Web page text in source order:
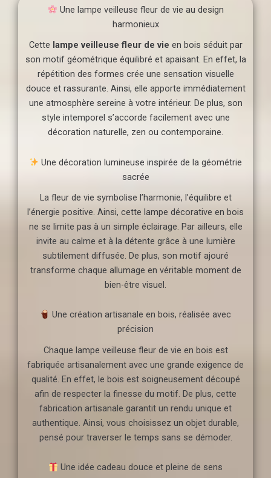
Une lampe veilleuse fleur de vie au design
harmonieux
Cette lampe veilleuse fleur de vie en bois séduit par
son motif géométrique équilibré et apaisant. En effet, la
répétition des formes crée une sensation visuelle
douce et rassurante. Ainsi, elle apporte immédiatement
une atmosphère sereine à votre intérieur. De plus, son
style intemporel s’accorde facilement avec une
décoration naturelle, zen ou contemporaine.
Une décoration lumineuse inspirée de la géométrie
sacrée
La fleur de vie symbolise l’harmonie, l’équilibre et
l’énergie positive. Ainsi, cette lampe décorative en bois
ne se limite pas à un simple éclairage. Par ailleurs, elle
invite au calme et à la détente grâce à une lumière
subtilement diffusée. De plus, son motif ajouré
transforme chaque allumage en véritable moment de
bien-être visuel.
Une création artisanale en bois, réalisée avec
précision
Chaque lampe veilleuse fleur de vie en bois est
fabriquée artisanalement avec une grande exigence de
qualité. En effet, le bois est soigneusement découpé
afin de respecter la finesse du motif. De plus, cette
fabrication artisanale garantit un rendu unique et
authentique. Ainsi, vous choisissez un objet durable,
pensé pour traverser le temps sans se démoder.
Une idée cadeau douce et pleine de sens